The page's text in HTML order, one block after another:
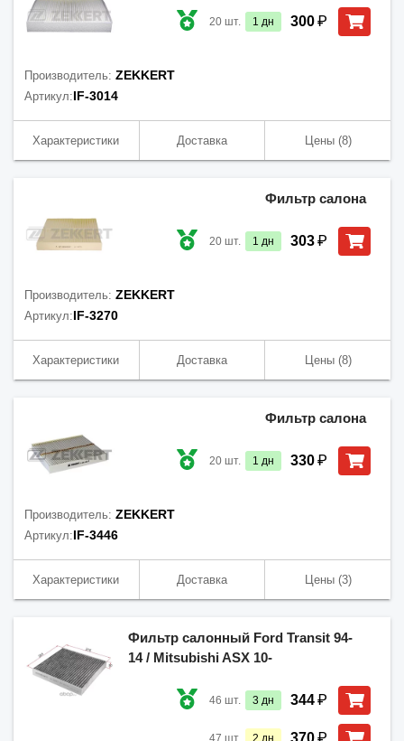
20 шт. 1 дн 300₽
Производитель: ZEKKERT
Артикул:IF-3014
Характеристики Доставка Цены(8)
Фильтр салона
20 шт. 1 дн 303₽
Производитель: ZEKKERT
Артикул:IF-3270
Характеристики Доставка Цены(8)
Фильтр салона
20 шт. 1 дн 330₽
Производитель: ZEKKERT
Артикул:IF-3446
Характеристики Доставка Цены(3)
Фильтр салонный Ford Transit 94-
14 / Mitsubishi ASX 10-
46 шт. 3 дн 344₽
47 шт. 2 дн 370